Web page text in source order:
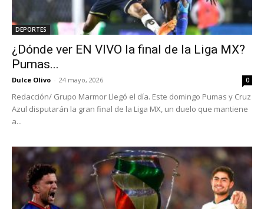
DEPORTES
¿Dónde ver EN VIVO la final de la Liga MX?
Pumas...
Dulce Olivo - 24 mayo, 2026 0
Redacción/ Grupo Marmor Llegó el día. Este domingo Pumas y Cruz
Azul disputarán la gran final de la Liga MX, un duelo que mantiene
a...